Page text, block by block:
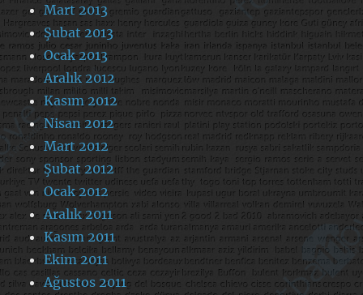
Mart 2013
Şubat 2013
Ocak 2013
Aralık 2012
Kasım 2012
Nisan 2012
Mart 2012
Şubat 2012
Ocak 2012
Aralık 2011
Kasım 2011
Ekim 2011
Ağustos 2011